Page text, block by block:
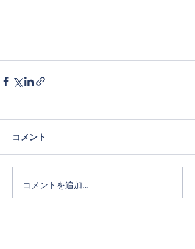
コメント
コメントを追加…